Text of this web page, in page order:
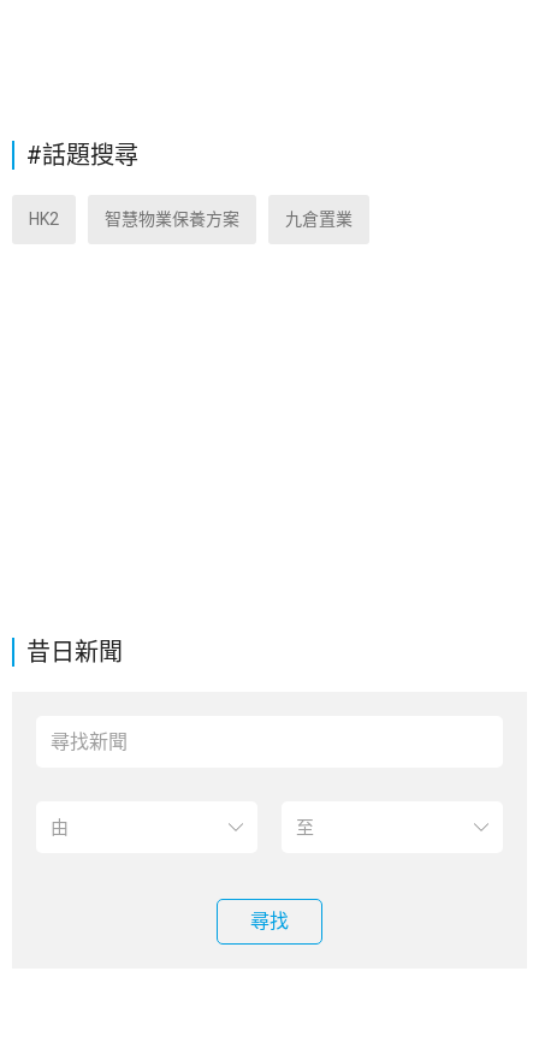
昔日新聞
尋找
#話題搜尋
HK2 智慧物業保養方案 九倉置業